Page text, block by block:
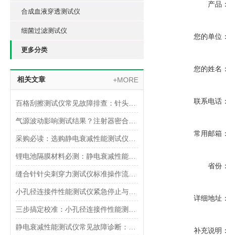
合成血液穿透测试仪
细菌过滤测试仪
更多分类
相关文章 +MORE
百格刮擦测试仪常见故障排查：针头磨损与运动轨迹偏移
气源波动影响测试结果？注射器密合性正压测试仪的稳压设计分析
采购必读：选购静电衰减性能测试仪的5个核心参数与避坑指南
锂电池隔膜材料必测：静电衰减性能测试仪的操作难点突破
缝合针针尖刺穿力测试仪标准操作流程（SOP）及实验员培训要点
小孔径连接件性能测试仪紧急停止与异常状态下的安全复位操作
三步搞定校准：小孔径连接件性能测试仪的每日开机自检流程详解
静电衰减性能测试仪常见故障诊断：充电不稳定与电位漂移排查
产品
您的单位
您的姓名
联系电话
常用邮箱
省份
详细地址
补充说明